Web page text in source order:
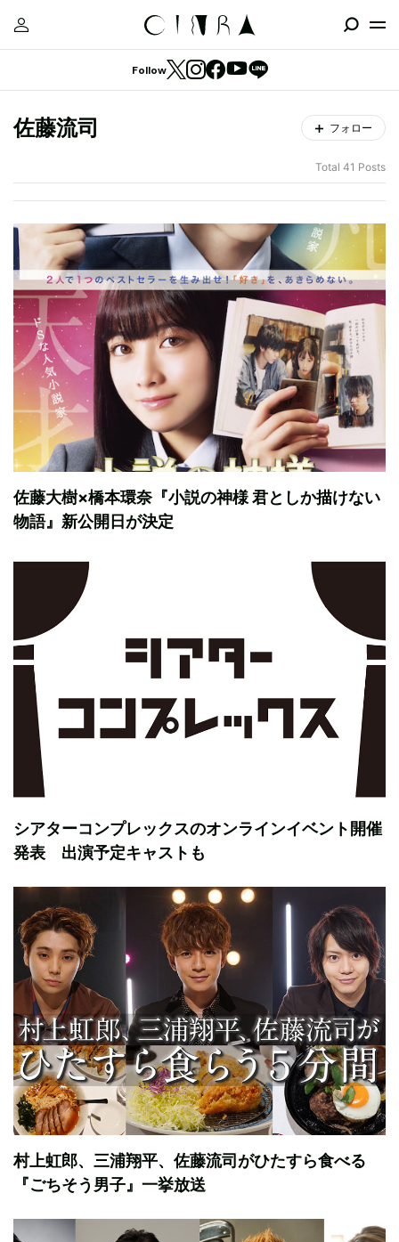
Follow
佐藤流司 フォロー
Total 41 Posts
佐藤大樹×橋本環奈『小説の神様 君としか描けない
物語』新公開日が決定
シアターコンプレックスのオンラインイベント開催
発表 出演予定キャストも
村上虹郎、三浦翔平、佐藤流司がひたすら食べる
『ごちそう男子』一挙放送